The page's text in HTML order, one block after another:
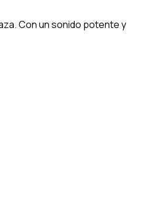
Con un sonido potente y